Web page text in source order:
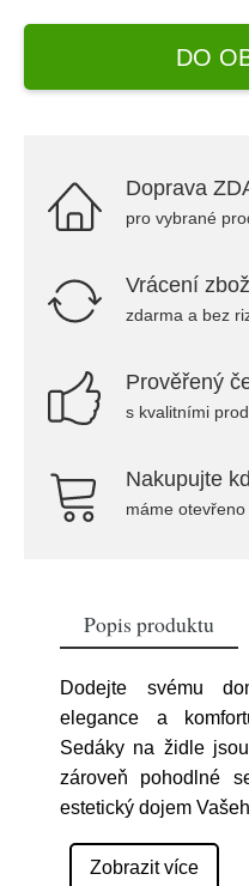
DO
Doprava
pro vybrané
Vrácení
zdarma a bez
Prověřený
s kvalitními
Nakupujte
máme
Popis produktu
Dodejte svému
elegance a
Sedáky na židle
zároveň pohodlné
estetický dojem
Zobrazit více